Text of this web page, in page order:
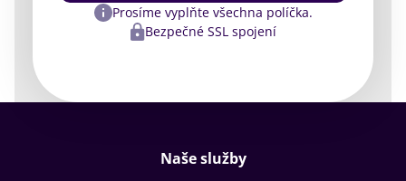
Prosíme vyplňte všechna políčka.
Bezpečné SSL spojení
Naše služby